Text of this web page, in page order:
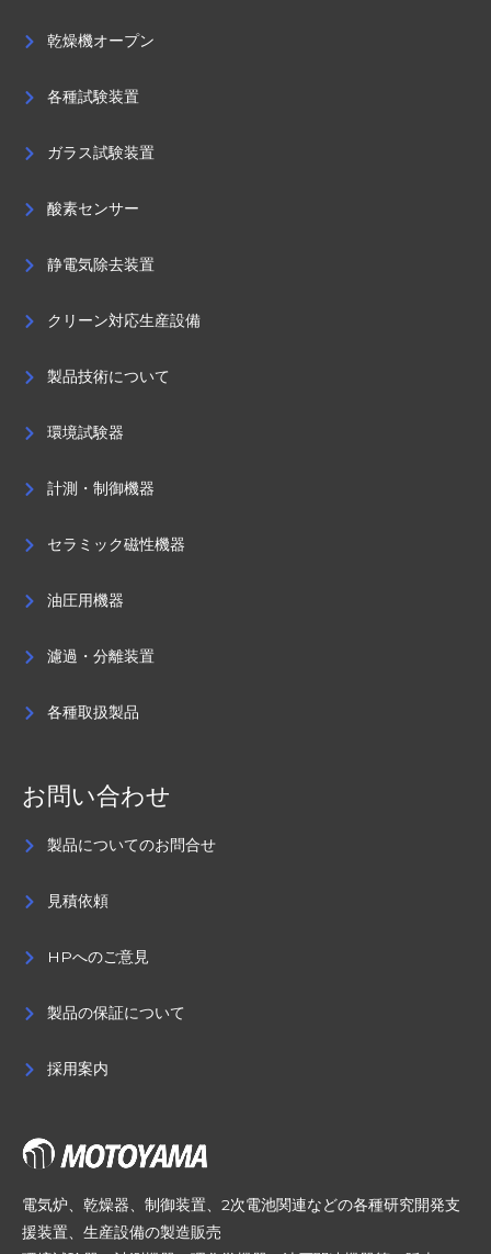
乾燥機オープン
各種試験装置
ガラス試験装置
酸素センサー
静電気除去装置
クリーン対応生産設備
製品技術について
環境試験器
計測・制御機器
セラミック磁性機器
油圧用機器
濾過・分離装置
各種取扱製品
お問い合わせ
製品についてのお問合せ
見積依頼
HPへのご意見
製品の保証について
採用案内
電気炉、乾燥器、制御装置、2次電池関連などの各種研究開発支
援装置、生産設備の製造販売